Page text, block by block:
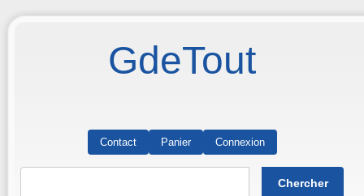
GdeTout
Contact Panier Connexion